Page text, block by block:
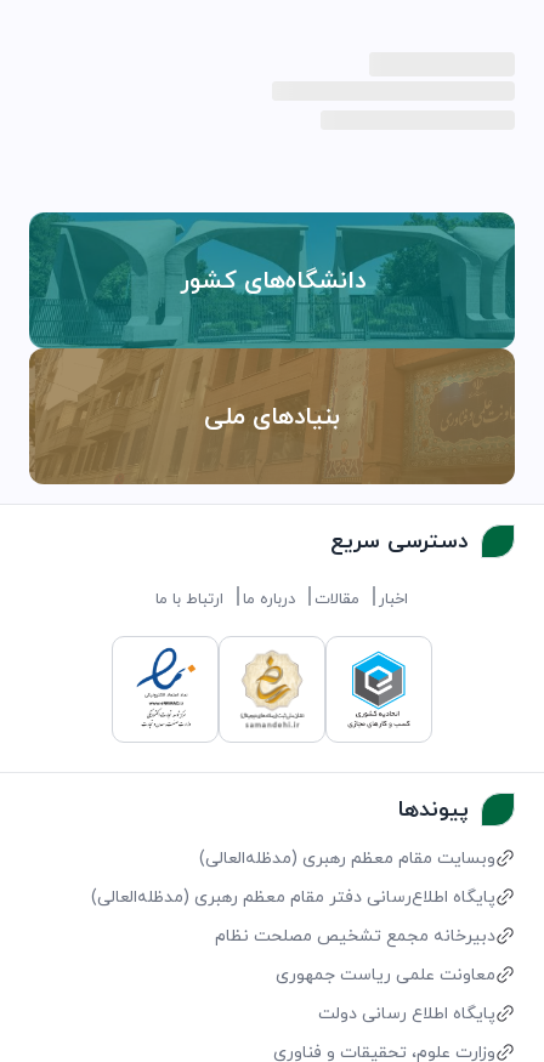
دانشگاه‌های کشور
بنیادهای ملی
دسترسی سریع
اخبار مقالات درباره ما ارتباط با ما
پیوندها
وبسایت مقام معظم رهبری (مد‌ظله‌العالی)
پایگاه اطلاع‌رسانی دفتر مقام معظم رهبری (مد‌ظله‌العالی)
دبیرخانه مجمع تشخیص مصلحت نظام
معاونت علمی ریاست جمهوری
پایگاه اطلاع رسانی دولت
وزارت علوم، تحقیقات و فناوری